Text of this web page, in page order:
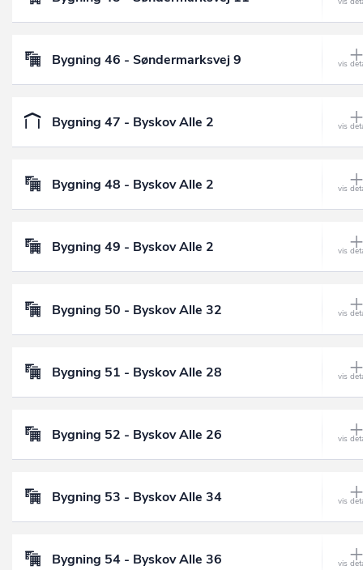
Bygning 46 - Søndermarksvej 9
Bygning 47 - Byskov Alle 2
Bygning 48 - Byskov Alle 2
Bygning 49 - Byskov Alle 2
Bygning 50 - Byskov Alle 32
Bygning 51 - Byskov Alle 28
Bygning 52 - Byskov Alle 26
Bygning 53 - Byskov Alle 34
Bygning 54 - Byskov Alle 36